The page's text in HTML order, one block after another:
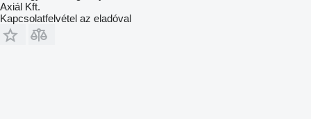
Axiál Kft.
Kapcsolatfelvétel az eladóval